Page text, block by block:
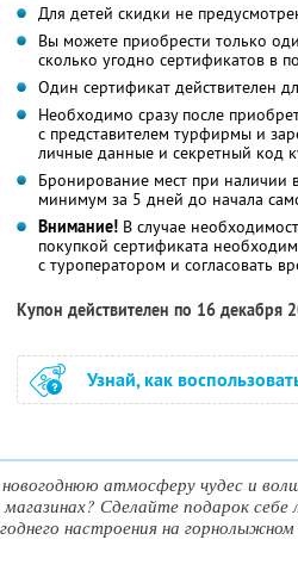
Для детей скидки не
Вы можете приобрести только
сколько угодно сертификатов в
Один сертификат действителен
Необходимо сразу после
с представителем турфирмы и
личные данные и секретный код
Бронирование мест при наличии
минимум за 5 дней до начала
Внимание! В случае
покупкой сертификата
с туроператором и согласовать
Купон действителен по 16 декабря
Узнай, как
атмосферу чудес и
Сделайте подарок
настроения на